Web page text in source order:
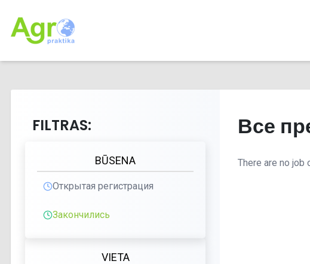
FILTRAS:
BŪSENA
Открытая регистрация
Закончились
VIETA
Все
There are no job